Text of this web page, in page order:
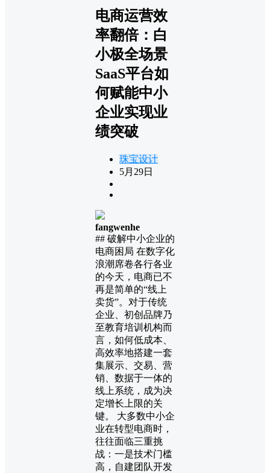
电商运营效
率翻倍：白
小极全场景
SaaS平台如
何赋能中小
企业实现业
绩突破
珠宝设计
5月29日
fangwenhe
## 破解中小企业的
电商困局 在数字化
浪潮席卷各行各业
的今天，电商已不
再是简单的“线上
卖货”。对于传统
企业、初创品牌乃
至教育培训机构而
言，如何低成本、
高效率地搭建一套
集展示、交易、营
销、数据于一体的
线上系统，成为决
定增长上限的关
键。 大多数中小企
业在转型电商时，
往往面临三重挑
战：一是技术门槛
高，自建团队开发